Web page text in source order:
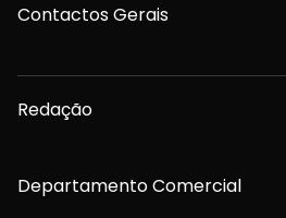
Contactos Gerais
Redação
Departamento Comercial